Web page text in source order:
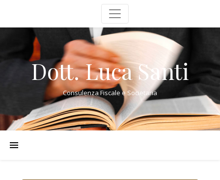
Dott. Luca Santi
Consulenza Fiscale e Societaria